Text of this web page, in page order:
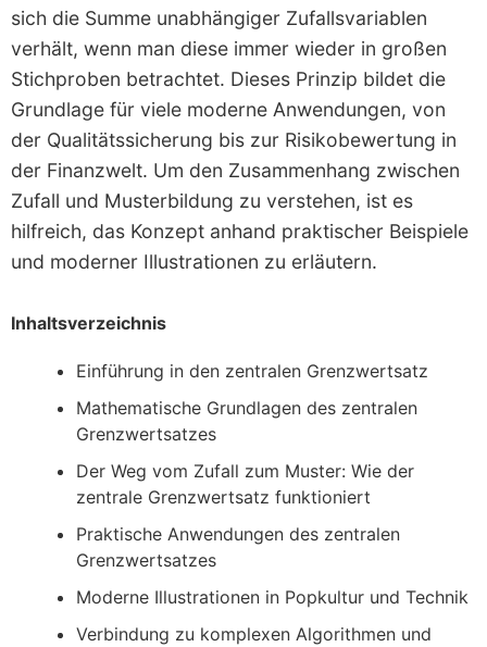
sich die Summe unabhängiger Zufallsvariablen
verhält, wenn man diese immer wieder in großen
Stichproben betrachtet. Dieses Prinzip bildet die
Grundlage für viele moderne Anwendungen, von
der Qualitätssicherung bis zur Risikobewertung in
der Finanzwelt. Um den Zusammenhang zwischen
Zufall und Musterbildung zu verstehen, ist es
hilfreich, das Konzept anhand praktischer Beispiele
und moderner Illustrationen zu erläutern.
Inhaltsverzeichnis
Einführung in den zentralen Grenzwertsatz
Mathematische Grundlagen des zentralen
Grenzwertsatzes
Der Weg vom Zufall zum Muster: Wie der
zentrale Grenzwertsatz funktioniert
Praktische Anwendungen des zentralen
Grenzwertsatzes
Moderne Illustrationen in Popkultur und Technik
Verbindung zu komplexen Algorithmen und